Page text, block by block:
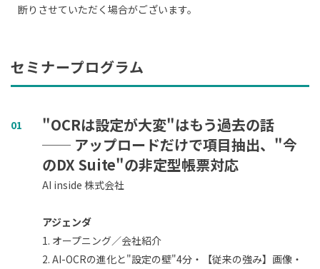
断りさせていただく場合がございます。
セミナープログラム
01
"OCRは設定が大変"はもう過去の話
── アップロードだけで項目抽出、"今
のDX Suite"の非定型帳票対応
AI inside 株式会社
アジェンダ
1. オープニング／会社紹介
2. AI-OCRの進化と"設定の壁"4分・【従来の強み】画像・